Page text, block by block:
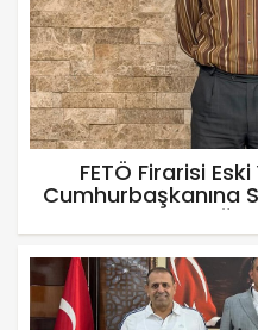
FETÖ Firarisi
Cumhurbaşkanına